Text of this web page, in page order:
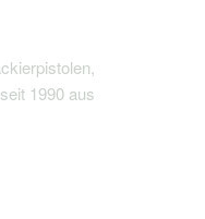
1990 aus